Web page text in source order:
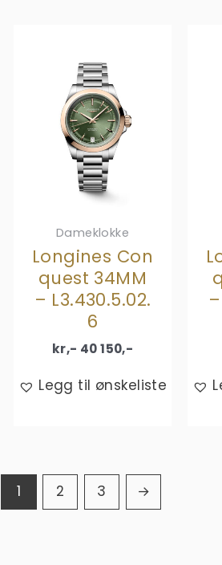
Dameklokke
Longines Con
quest 34MM
– L3.430.5.02.
6
kr,- 40 150,-
Legg til ønskeliste
1 2 3 →